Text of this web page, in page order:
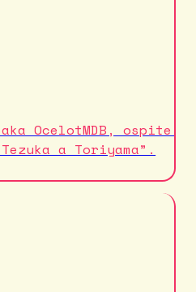
OcelotMDB, ospite
a Toriyama”.